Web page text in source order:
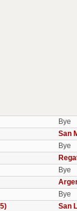
Bye
San
Bye
Bye
Bye
San